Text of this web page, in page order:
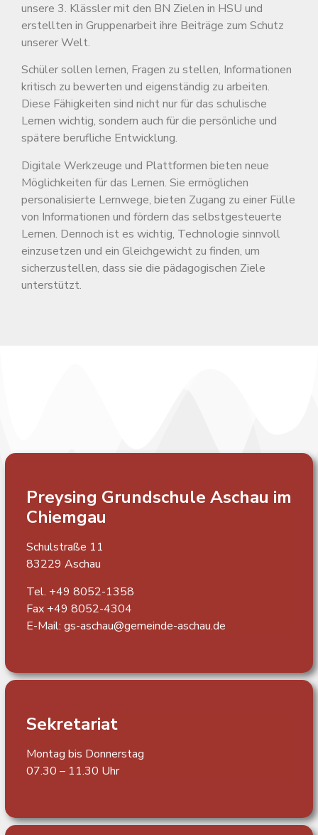
unsere 3. Klässler mit den BN Zielen in HSU und
erstellten in Gruppenarbeit ihre Beiträge zum Schutz
unserer Welt.
Schüler sollen lernen, Fragen zu stellen, Informationen
kritisch zu bewerten und eigenständig zu arbeiten.
Diese Fähigkeiten sind nicht nur für das schulische
Lernen wichtig, sondern auch für die persönliche und
spätere berufliche Entwicklung.
Digitale Werkzeuge und Plattformen bieten neue
Möglichkeiten für das Lernen. Sie ermöglichen
personalisierte Lernwege, bieten Zugang zu einer Fülle
von Informationen und fördern das selbstgesteuerte
Lernen. Dennoch ist es wichtig, Technologie sinnvoll
einzusetzen und ein Gleichgewicht zu finden, um
sicherzustellen, dass sie die pädagogischen Ziele
unterstützt.
Preysing Grundschule Aschau im
Chiemgau
Schulstraße 11
83229 Aschau
Tel. +49 8052-1358
Fax +49 8052-4304
E-Mail: gs-aschau@gemeinde-aschau.de
Sekretariat
Montag bis Donnerstag
07.30 – 11.30 Uhr